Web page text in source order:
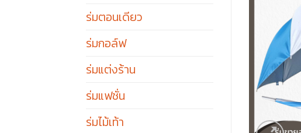
ร่มตอนเดียว
ร่มกอล์ฟ
ร่มแต่งร้าน
ร่มแฟชั่น
ร่มไม้เท้า